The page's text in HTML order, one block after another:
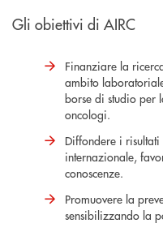
Gli obiettivi di AIRC
Finanziare la
ambito
borse di studio per
oncologi.
Diffondere i
internazionale,
conoscenze.
Promuovere la
sensibilizzando la